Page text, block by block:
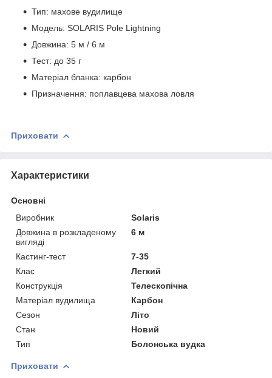
Тип: махове вудилище
Модель: SOLARIS Pole Lightning
Довжина: 5 м / 6 м
Тест: до 35 г
Матеріал бланка: карбон
Призначення: поплавцева махова ловля
Приховати
Характеристики
Основні
Виробник
Solaris
Довжина в розкладеному
вигляді
6 м
Кастинг-тест
7-35
Клас
Легкий
Конструкція
Телескопічна
Матеріал вудилища
Карбон
Сезон
Літо
Стан
Новий
Тип
Болонська вудка
Приховати